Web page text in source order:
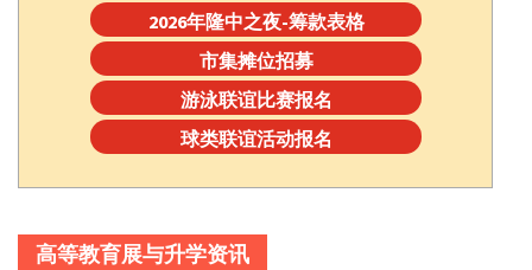
2026年隆中之夜-筹款表格
市集摊位招募
游泳联谊比赛报名
球类联谊活动报名
高等教育展与升学资讯